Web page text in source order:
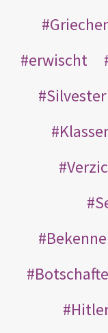
erwischt
Silvester